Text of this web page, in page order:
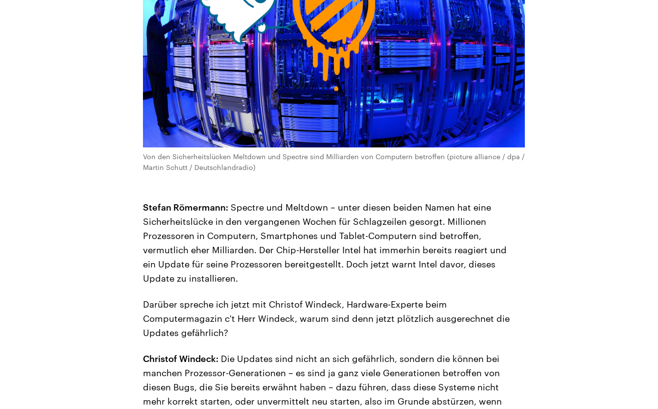
Von den Sicherheitslücken Meltdown und Spectre sind Milliarden von Computern betroffen (picture alliance / dpa /
Martin Schutt / Deutschlandradio)
Stefan Römermann: Spectre und Meltdown – unter diesen beiden Namen hat eine
Sicherheitslücke in den vergangenen Wochen für Schlagzeilen gesorgt. Millionen
Prozessoren in Computern, Smartphones und Tablet-Computern sind betroffen,
vermutlich eher Milliarden. Der Chip-Hersteller Intel hat immerhin bereits reagiert und
ein Update für seine Prozessoren bereitgestellt. Doch jetzt warnt Intel davor, dieses
Update zu installieren.
Darüber spreche ich jetzt mit Christof Windeck, Hardware-Experte beim
Computermagazin c't Herr Windeck, warum sind denn jetzt plötzlich ausgerechnet die
Updates gefährlich?
Christof Windeck: Die Updates sind nicht an sich gefährlich, sondern die können bei
manchen Prozessor-Generationen – es sind ja ganz viele Generationen betroffen von
diesen Bugs, die Sie bereits erwähnt haben – dazu führen, dass diese Systeme nicht
mehr korrekt starten, oder unvermittelt neu starten, also im Grunde abstürzen, wenn